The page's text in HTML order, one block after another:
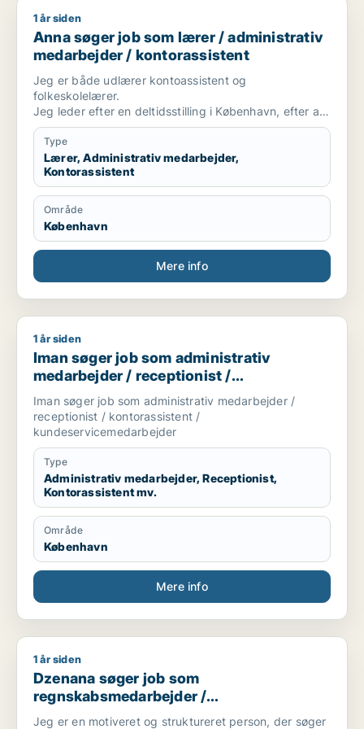
Anna søger job som lærer / administrativ medarbejder /
1 år siden
Anna søger job som lærer / administrativ
medarbejder / kontorassistent
Jeg er både udlærer kontoassistent og
folkeskolelærer.
Jeg leder efter en deltidsstilling i København, efter at
være hjemvendt efter en årrække i udlandet.
Type
Lærer, Administrativ medarbejder,
Kontorassistent
Område
København
Mere info
Iman søger job som administrativ medarbejder /
1 år siden
Iman søger job som administrativ
medarbejder / receptionist /
kontorassistent /
kundeservicemedarbejder
Iman søger job som administrativ medarbejder /
receptionist / kontorassistent /
kundeservicemedarbejder
Type
Administrativ medarbejder, Receptionist,
Kontorassistent mv.
Område
København
Mere info
Dzenana søger job som regnskabsmedarbejder /
1 år siden
Dzenana søger job som
regnskabsmedarbejder /
finansmedarbejder / akademisk
Jeg er en motiveret og struktureret person, der søger